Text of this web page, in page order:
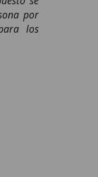
por
los